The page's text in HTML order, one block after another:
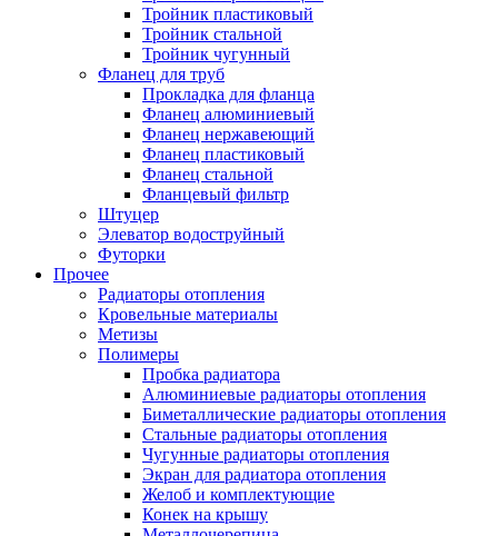
Тройник пластиковый
Тройник стальной
Тройник чугунный
Фланец для труб
Прокладка для фланца
Фланец алюминиевый
Фланец нержавеющий
Фланец пластиковый
Фланец стальной
Фланцевый фильтр
Штуцер
Элеватор водоструйный
Футорки
Прочее
Радиаторы отопления
Кровельные материалы
Метизы
Полимеры
Пробка радиатора
Алюминиевые радиаторы отопления
Биметаллические радиаторы отопления
Стальные радиаторы отопления
Чугунные радиаторы отопления
Экран для радиатора отопления
Желоб и комплектующие
Конек на крышу